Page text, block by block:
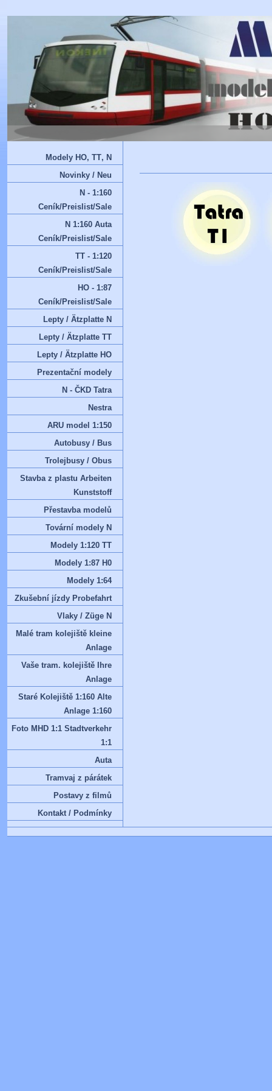
Modely HO‚ TT‚ N
Novinky / Neu
N - 1:160
Ceník/Preislist/Sale
N 1:160 Auta
Ceník/Preislist/Sale
TT - 1:120
Ceník/Preislist/Sale
HO - 1:87
Ceník/Preislist/Sale
Lepty / Ätzplatte N
Lepty / Ätzplatte TT
Lepty / Ätzplatte HO
Prezentační modely
N - ČKD Tatra
Nestra
ARU model 1:150
Autobusy / Bus
Trolejbusy / Obus
Stavba z plastu Arbeiten
Kunststoff
Přestavba modelů
Tovární modely N
Modely 1:120 TT
Modely 1:87 H0
Modely 1:64
Zkušební jízdy Probefahrt
Vlaky / Züge N
Malé tram kolejiště kleine
Anlage
Vaše tram. kolejiště Ihre
Anlage
Staré Kolejiště 1:160 Alte
Anlage 1:160
Foto MHD 1:1 Stadtverkehr
1:1
Auta
Tramvaj z párátek
Postavy z filmů
Kontakt / Podmínky